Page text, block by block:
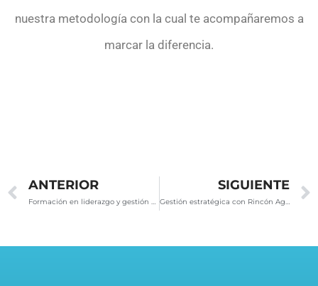
nuestra metodología con la cual te acompañaremos a
marcar la diferencia.
Ant
ANTERIOR
Formación en liderazgo y gestión de equipos: lo que tu empresa necesita
SIGUIENTE
Gestión estratégica con Rincón Aguilar